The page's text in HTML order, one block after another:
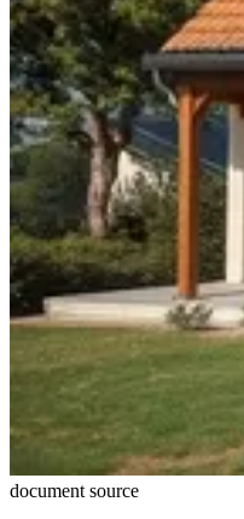
document source